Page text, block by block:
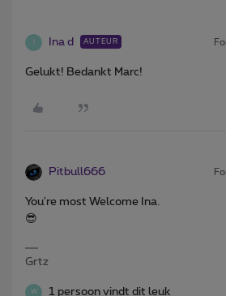
Ina d AUTEUR
Gelukt! Bedankt Marc!
Pitbull666
You're most Welcome Ina.
😎
Grtz
W 1 persoon vindt dit leuk